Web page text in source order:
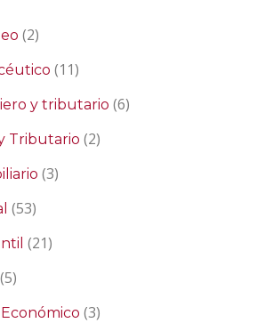
(2)
(11)
y tributario (6)
Tributario (2)
(3)
(53)
(21)
(5)
(3)